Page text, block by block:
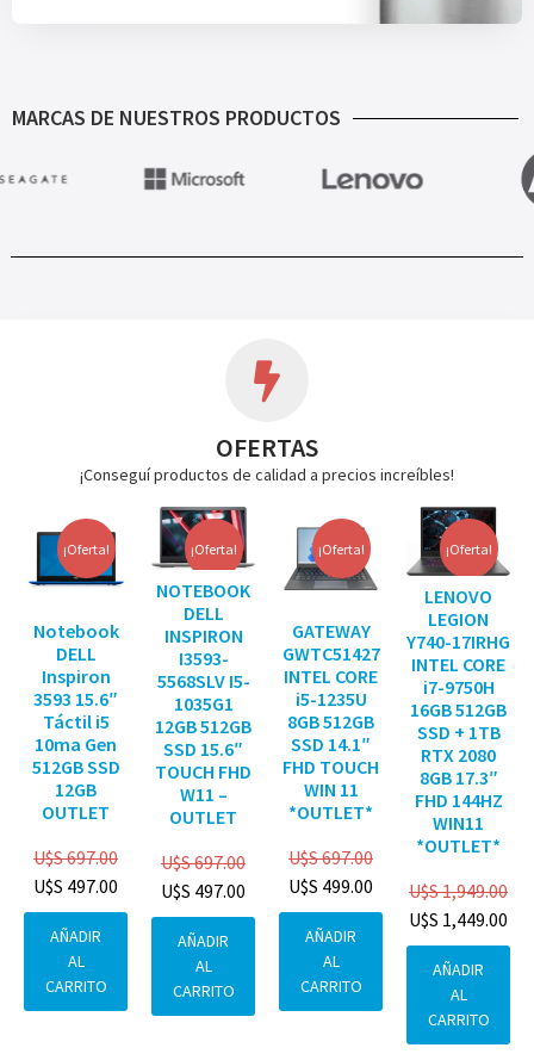
MARCAS DE NUESTROS PRODUCTOS
OFERTAS
¡Conseguí productos de calidad a precios increíbles!
¡Oferta!
Notebook
DELL
Inspiron
3593 15.6″
Táctil i5
10ma Gen
512GB SSD
12GB
OUTLET
U$S697.00
U$S 497.00
AÑADIR
AL
CARRITO
¡Oferta!
NOTEBOOK
DELL
INSPIRON
I3593-
5568SLV I5-
1035G1
12GB 512GB
SSD 15.6″
TOUCH FHD
W11 –
OUTLET
U$S697.00
U$S 497.00
AÑADIR
AL
CARRITO
¡Oferta!
GATEWAY
GWTC51427
INTEL CORE
i5-1235U
8GB 512GB
SSD 14.1″
FHD TOUCH
WIN 11
*OUTLET*
U$S697.00
U$S 499.00
AÑADIR
AL
CARRITO
¡Oferta!
LENOVO
LEGION
Y740-17IRHG
INTEL CORE
i7-9750H
16GB 512GB
SSD + 1TB
RTX 2080
8GB 17.3″
FHD 144HZ
WIN11
*OUTLET*
U$S1,949.00
U$S 1,449.00
AÑADIR
AL
CARRITO